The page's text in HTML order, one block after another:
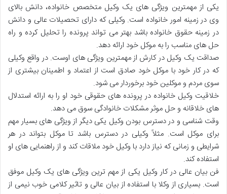
یکی از مهمترین ویژگی های یک وکیل متخصص خانواده، دانش بالای
وی در زمینه امور خانواده است. وکیلی که دارای تحصیلات عالی و دانش
در زمینه حقوق خانواده باشد بهتر می تواند پرونده را تحلیل کرده و راه
حل های مناسب را به موکل خود ارائه دهد.
صداقت یک وکیل در کارش از مهمترین ویژگی های اوست. در واقع وکیلی
که در کار خود با موکل خود صادق است از اعتماد و اطمینان بیشتری از
سوی مردم و موکلین خود برخوردار می شود.
خلاقیت وکیل خانواده در پرونده های حقوقی خود او را به ارائه استدلال
های خلاقانه و حل موثر مشکلات خانوادگی سوق می دهد.
وقت شناسی و در دسترس بودن وکیل یکی دیگر از ویژگی های بسیار مهم
برای موکل است. مثلاً وکیلی در دسترس باشد تا موکل بتواند در هر
شرایطی و زمانی که نیاز دارد با وکیل خود ملاقات کند و از راهنمایی های او
استفاده کند.
فن بیان عالی در کار وکیل یکی از مهم ترین ویژگی های یک وکیل موفق
است. بسیاری از وکلا با استفاده از بیان عالی و تاثیر کلامی خوب نیمی از